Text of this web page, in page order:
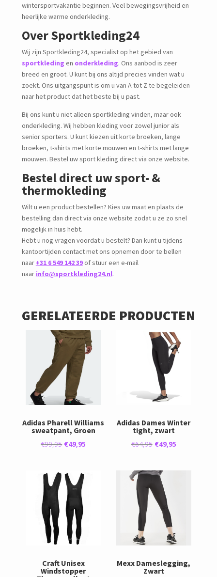
wintersportvakantie beginnen. Veel bewegingsvrijheid en
heerlijke warme onderkleding.
Over Sportkleding24
Wij zijn Sportkleding24, specialist op het gebied van
sportkleding en onderkleding. Ons aanbod is zeer
breed en groot. U kunt bij ons altijd precies vinden wat u
zoekt. Ons uitgangspunt is om u van A tot Z te begeleiden
naar het product dat het beste bij u past.
Bij ons kunt u niet alleen sportkleding vinden, maar ook
onderkleding. Wij hebben kleding voor zowel junior als
senior sporters. U kunt kiezen uit korte broeken, lange
broeken, t-shirts met korte mouwen en t-shirts met lange
mouwen. Bestel uw sport kleding direct via onze website.
Bestel direct uw sport- &
thermokleding
Wilt u een product bestellen? Kies uw maat en plaats de
bestelling dan direct via onze website zodat u ze zo snel
mogelijk in huis hebt.
Hebt u nog vragen voordat u bestelt? Dan kunt u tijdens
kantoortijden contact met ons opnemen door te bellen
naar +31 6 549 142 39of stuur een e-mail
naar info@sportkleding24.nl.
GERELATEERDE PRODUCTEN
Adidas Pharell Williams
sweatpant, Groen
€99,95 Oorspronkelijke
€99,95.
€49,95
Adidas Dames Winter
tight, zwart
€64,95 Oorspronkelijke
was:
€64,95.
€49,95Huidige
Craft Unisex
Windstopper
Mexx Dameslegging,
Zwart